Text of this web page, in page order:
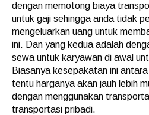
dengan memotong biaya
untuk gaji sehingga anda tidak
mengeluarkan uang untuk
ini. Dan yang kedua adalah
sewa untuk karyawan di awal
Biasanya kesepakatan ini
tentu harganya akan jauh lebih
dengan menggunakan
transportasi pribadi.